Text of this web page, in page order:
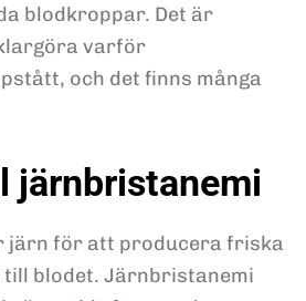
blodkroppar. Det är
varför
och det finns många
järnbristanemi
järn för att producera friska
blodet. Järnbristanemi